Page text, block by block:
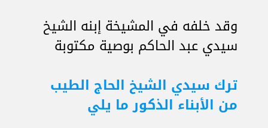
وقد خلفه في المشيخة إبنه الشيخ
سيدي عبد الحاكم بوصية مكتوبة
ترك سيدي الشيخ الحاج الطيب
من الأبناء الذكور ما يلي